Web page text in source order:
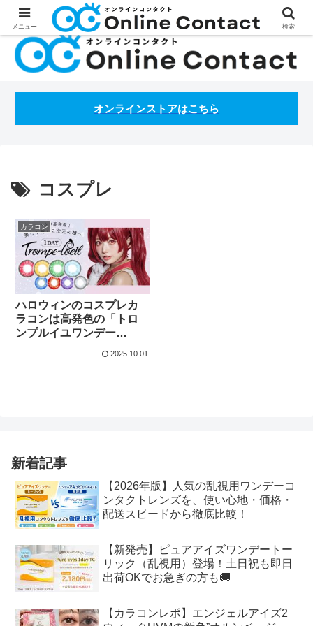
処方箋不要のコンタクトレンズ通販オンラインコンタクトBLOG
オンラインストアはこちら
コスプレ
カラコン
ハロウィンのコスプレカ
ラコンは高発色の「トロ
ンプルイユワンデー
(Trompe-loeil)」で決まり
2025.10.01
新着記事
【2026年版】人気の乱視用ワンデーコ
ンタクトレンズを、使い心地・価格・
配送スピードから徹底比較！
【新発売】ピュアアイズワンデートー
リック（乱視用）登場！土日祝も即日
出荷OKでお急ぎの方も🚚
【カラコンレポ】エンジェルアイズ2
メニュー 検索